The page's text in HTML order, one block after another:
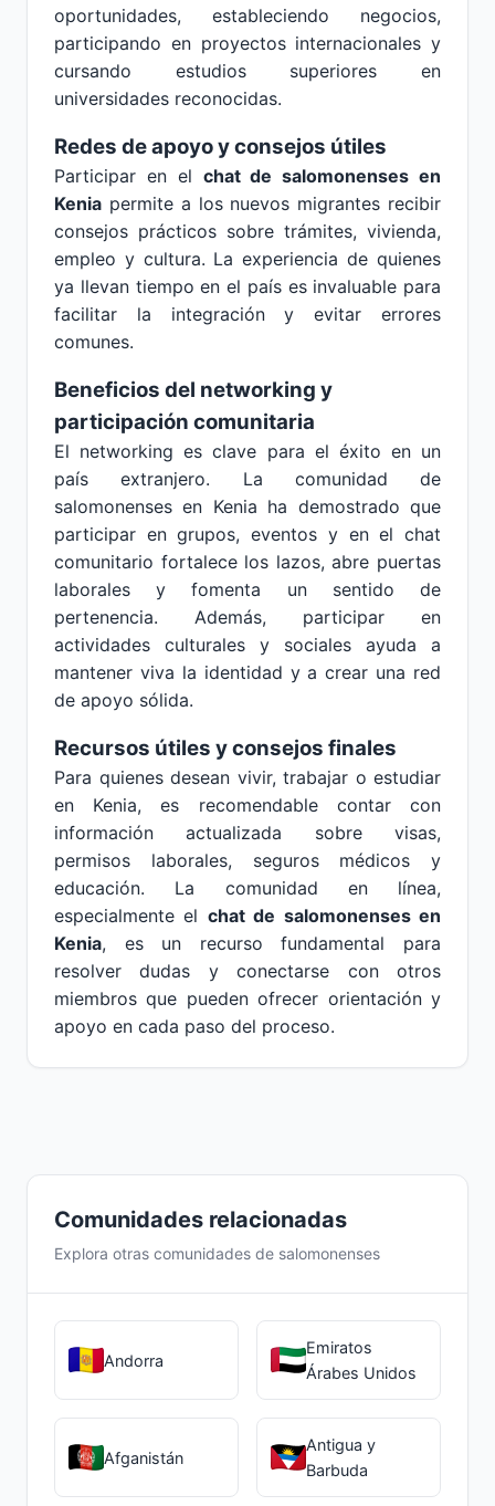
oportunidades, estableciendo negocios,
participando en proyectos internacionales y
cursando estudios superiores en
universidades reconocidas.
Redes de apoyo y consejos útiles
Participar en el chat de salomonenses en
Kenia permite a los nuevos migrantes recibir
consejos prácticos sobre trámites, vivienda,
empleo y cultura. La experiencia de quienes
ya llevan tiempo en el país es invaluable para
facilitar la integración y evitar errores
comunes.
Beneficios del networking y
participación comunitaria
El networking es clave para el éxito en un
país extranjero. La comunidad de
salomonenses en Kenia ha demostrado que
participar en grupos, eventos y en el chat
comunitario fortalece los lazos, abre puertas
laborales y fomenta un sentido de
pertenencia. Además, participar en
actividades culturales y sociales ayuda a
mantener viva la identidad y a crear una red
de apoyo sólida.
Recursos útiles y consejos finales
Para quienes desean vivir, trabajar o estudiar
en Kenia, es recomendable contar con
información actualizada sobre visas,
permisos laborales, seguros médicos y
educación. La comunidad en línea,
especialmente el chat de salomonenses en
Kenia, es un recurso fundamental para
resolver dudas y conectarse con otros
miembros que pueden ofrecer orientación y
apoyo en cada paso del proceso.
Comunidades relacionadas
Explora otras comunidades de salomonenses
Andorra
Emiratos
Árabes Unidos
Afganistán
Antigua y
Barbuda